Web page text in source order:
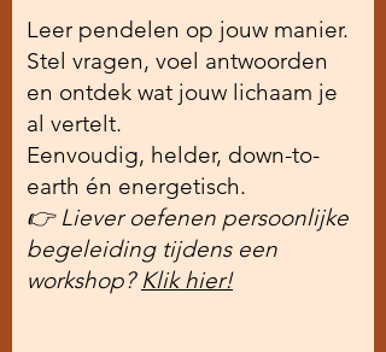
Leer pendelen op jouw manier.
Stel vragen, voel antwoorden
en ontdek wat jouw lichaam je
al vertelt.
Eenvoudig, helder, down-to-
earth én energetisch.
👉 Liever oefenen persoonlijke
begeleiding tijdens een
workshop? Klik hier!